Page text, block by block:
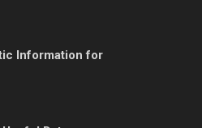
Information for